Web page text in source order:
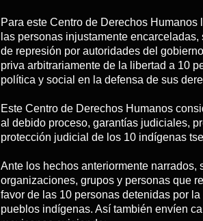
Para este Centro de Derechos
las personas injustamente
de represión por autoridades del
priva arbitrariamente de la libertad a 10
política y social en la defensa de sus
Este Centro de Derechos Humanos
al debido proceso, garantías judiciales,
protección judicial de los 10 indígenas
Ante los hechos anteriormente narrados,
organizaciones, grupos y personas que
favor de las 10 personas detenidas por
pueblos indígenas. Así también envíen